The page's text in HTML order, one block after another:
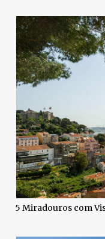
5 Miradouros com